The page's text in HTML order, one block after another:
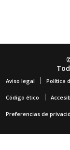
Aviso legal Política
Código ético
Preferencias de